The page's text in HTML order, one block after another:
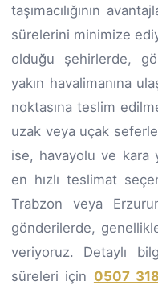
taşımacılığının
sürelerini minimize
olduğu şehirlerde,
yakın havalimanına
noktasına teslim
uzak veya uçak
ise, havayolu ve kara
en hızlı teslimat
Trabzon veya
gönderilerde,
veriyoruz. Detaylı
süreleri için 0507